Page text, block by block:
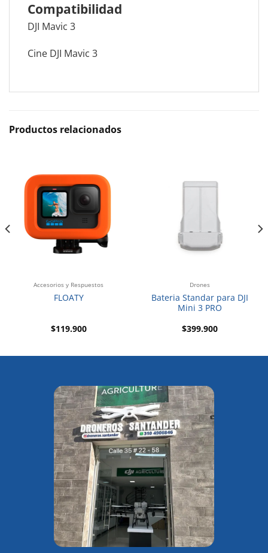
Compatibilidad
DJI Mavic 3
Cine DJI Mavic 3
Productos relacionados
Accesorios y Respuestos
FLOATY
$119.900
Drones
Bateria Standar para DJI
Mini 3 PRO
$399.900